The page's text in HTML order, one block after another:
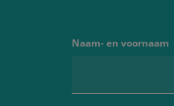
Naam- en voornaam